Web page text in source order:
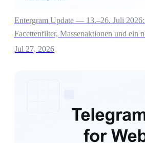
Entergram Update — 13.–26. Juli
Facettenfilter, Massenaktionen und ein
Jul 27, 2026